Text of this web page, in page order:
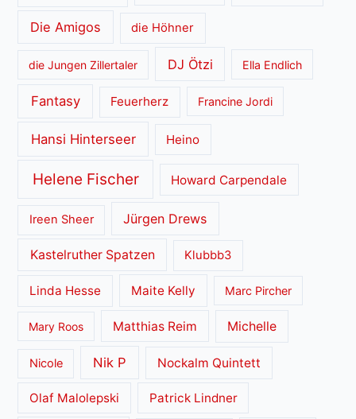
Die Amigos die Höhner
die Jungen Zillertaler DJ Ötzi Ella Endlich
Fantasy Feuerherz Francine Jordi
Hansi Hinterseer Heino
Helene Fischer Howard Carpendale
Ireen Sheer Jürgen Drews
Kastelruther Spatzen Klubbb3
Linda Hesse Maite Kelly Marc Pircher
Mary Roos Matthias Reim Michelle
Nicole Nik P Nockalm Quintett
Olaf Malolepski Patrick Lindner